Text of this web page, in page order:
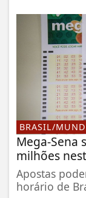
BRASIL/
Mega-Sena
milhões
Apostas
horário de